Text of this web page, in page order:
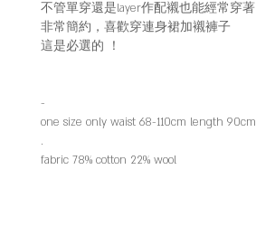
不管單穿還是layer作配襯也能經常穿著
非常簡約，喜歡穿連身裙加襯褲子
這是必選的 ！
-
one size only waist 68-110cm length 90cm
.
fabric 78% cotton 22% wool